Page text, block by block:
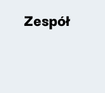
Zespół